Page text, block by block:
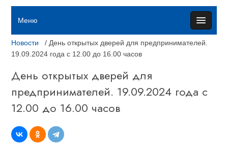
Меню
Новости
/ День открытых дверей для предпринимателей.
19.09.2024 года с 12.00 до 16.00 часов
День открытых дверей для
предпринимателей. 19.09.2024 года с
12.00 до 16.00 часов